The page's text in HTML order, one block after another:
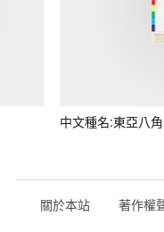
中文種名:東亞八角
關於本站 著作權